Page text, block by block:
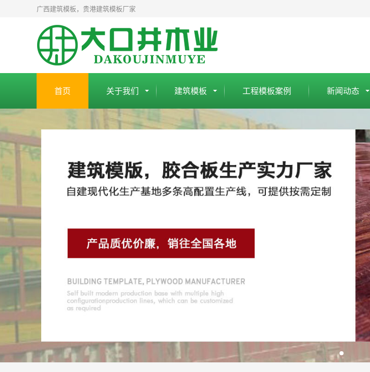
广西建筑模板，贵港建筑模板厂家
首页 关于我们 建筑模板 工程模板案例 新闻动态